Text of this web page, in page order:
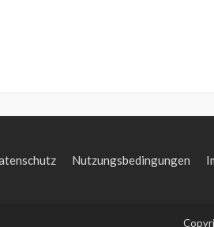
Nutzungsbedingungen